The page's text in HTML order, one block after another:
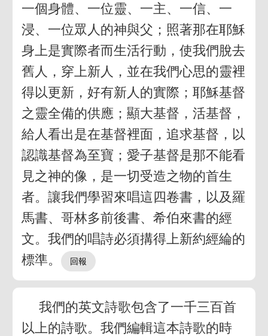
一個身體、一位靈、一主、一信、一
浸、一位眾人的神與父；照著那在耶穌
身上是實際者而生活行動，使我們脫去
舊人，穿上新人，並在我們心思的靈裡
得以更新，好有新人的實際；耶穌基督
之靈全備的供應；顯大基督，活基督，
給人看出是在基督裡面，追求基督，以
認識基督為至寶；愛子基督是那不能看
見之神的像，是一切受造之物的首生
者。讓我們學習來唱這四卷書，以及羅
馬書、哥林多前後書、希伯來書的經
文。我們的唱詩必須搆得上新約經綸的
標準。
我們的英文詩歌包含了一千三百首
以上的詩歌。我們編輯這本詩歌的時